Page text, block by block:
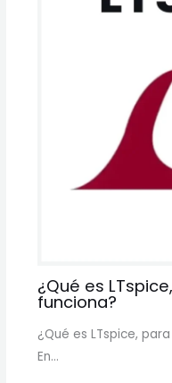
¿Qué es
funciona?
¿Qué es LTspice,
En…